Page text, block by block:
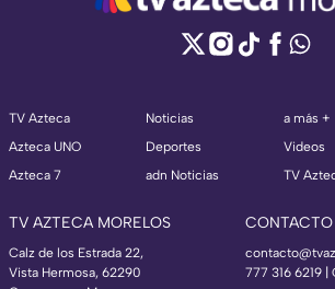
TV Azteca
Azteca UNO
Azteca 7
Noticias
Deportes
adn Noticias
a más +
Videos
TV
TV AZTECA MORELOS
Calz de los Estrada 22,
Vista Hermosa, 62290
CONTACTO
777 316 6219